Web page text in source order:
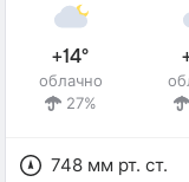
+14°
облачно
27%
748 мм рт. ст.